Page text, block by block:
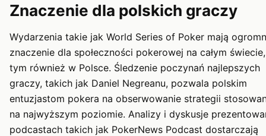
Znaczenie dla polskich graczy
Wydarzenia takie jak World Series of Poker mają
znaczenie dla społeczności pokerowej na całym
tym również w Polsce. Śledzenie poczynań najlepszych
graczy, takich jak Daniel Negreanu, pozwala polskim
entuzjastom pokera na obserwowanie strategii
na najwyższym poziomie. Analizy i dyskusje
podcastach takich jak PokerNews Podcast dostarczają